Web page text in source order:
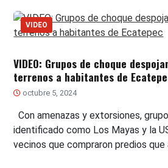
VIDEO
VIDEO: Grupos de choque
terrenos a habitantes de
octubre 5, 2024
Con amenazas y extorsiones,
identificado como Los Mayas y la
vecinos que compraron predios que